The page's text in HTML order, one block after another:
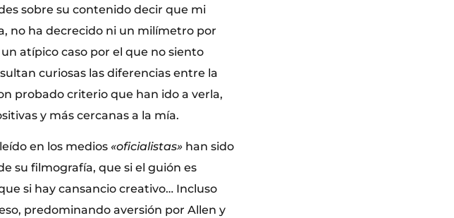
sobre su contenido decir que mi
no ha decrecido ni un milímetro por
atípico caso por el que no siento
curiosas las diferencias entre la
probado criterio que han ido a verla,
y más cercanas a la mía.
en los medios «oficialistas» han sido
su filmografía, que si el guión es
si hay cansancio creativo… Incluso
predominando aversión por Allen y